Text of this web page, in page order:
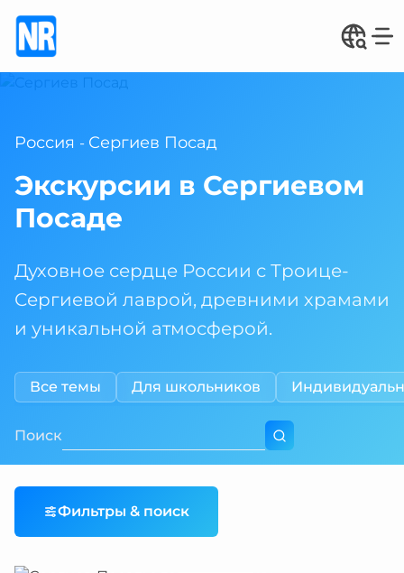
Россия - Сергиев Посад
Экскурсии в Сергиевом
Посаде
Духовное сердце России с Троице-
Сергиевой лаврой, древними храмами
и уникальной атмосферой.
Все темы Для школьников
Поиск
Фильтры & поиск